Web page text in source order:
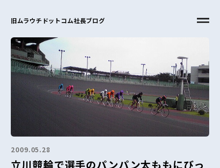
旧ムラウチドットコム社長ブログ
2009.05.28
立川競輪で選手のパンパン太ももにびっ